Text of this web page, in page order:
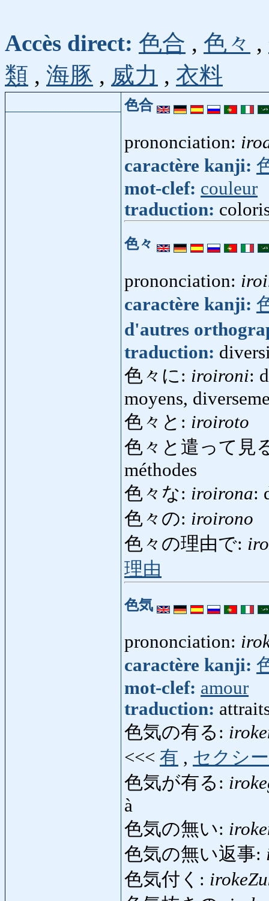
Accès direct: 色合 , 色々 ,
類 , 海豚 , 威力 , 衣料
色合
prononciation:
caractère kanji:
mot-clef: couleur
traduction:
色々
prononciation:
caractère kanji:
d'autres
traduction:
色々に: iroironi:
moyens,
色々と: iroiroto
色々と遣って見
méthodes
色々な: iroirona:
色々の: iroirono
色々の理由で:
理由
色気
prononciation:
caractère kanji:
mot-clef: amour
traduction:
色気の有る:
<<< 有 , セクシー
色気が有る:
à
色気の無い:
色気の無い返事:
色気付く: